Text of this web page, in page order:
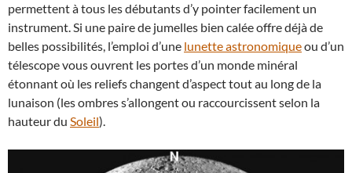
permettent à tous les débutants d’y pointer facilement un
instrument. Si une paire de jumelles bien calée offre déjà de
belles possibilités, l’emploi d’une lunette astronomiqueou d’un
télescope vous ouvrent les portes d’un monde minéral
étonnant où les reliefs changent d’aspect tout au long de la
lunaison (les ombres s’allongent ou raccourcissent selon la
hauteur du Soleil).